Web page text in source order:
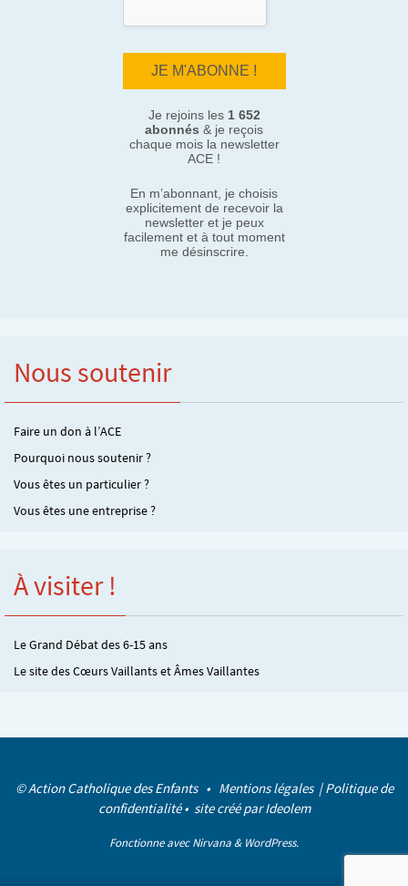
Je rejoins les 1 652
abonnés & je reçois
chaque mois la newsletter
ACE !
En m’abonnant, je choisis
explicitement de recevoir la
newsletter et je peux
facilement et à tout moment
me désinscrire.
Nous soutenir
Faire un don à l’ACE
Pourquoi nous soutenir ?
Vous êtes un particulier ?
Vous êtes une entreprise ?
À visiter !
Le Grand Débat des 6-15 ans
Le site des Cœurs Vaillants et Âmes Vaillantes
© Action Catholique des Enfants • Mentions légales |Politique de
confidentialité• site créé parIdeolem
Fonctionne avecNirvana & WordPress.